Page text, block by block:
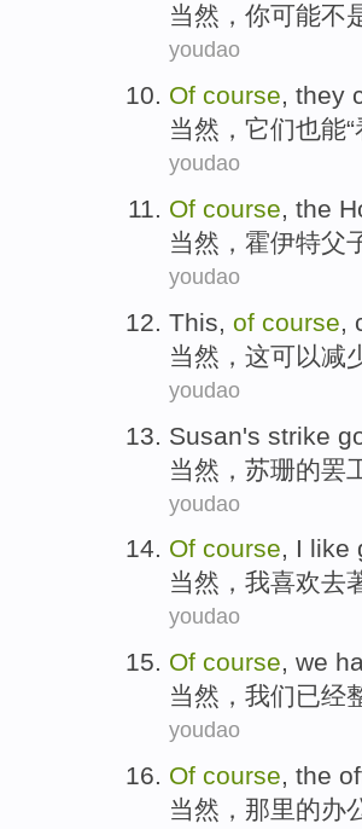
当然，你可能不
youdao
Of course, they
当然，它们也能“
youdao
Of course, the
当然，霍伊特父
youdao
This, of course,
当然，这可以减
youdao
Susan's strike
当然，苏珊的罢
youdao
Of course, I like
当然，我喜欢去
youdao
Of course, we
当然，我们已经
youdao
Of course, the
当然，那里的办